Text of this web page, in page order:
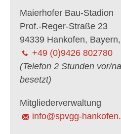
Maierhofer Bau-Stadion
Prof.-Reger-Straße 23
94339 Hankofen,
+49 (0)9426 802780
(Telefon 2 Stunden vor/
besetzt)
Mitgliederverwaltung
info@spvgg-